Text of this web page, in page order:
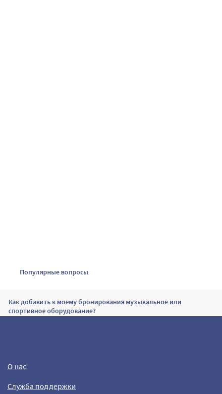
Популярные вопросы
Как добавить к моему бронирования музыкальное или
спортивное оборудование?
Срок действия билета
О нас
Служба поддержки